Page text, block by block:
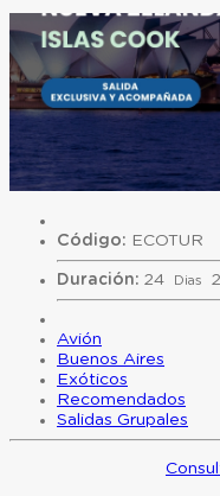
Código: ECOTUR
Duración: 24 Dias
Avión
Buenos Aires
Exóticos
Recomendados
Salidas Grupales